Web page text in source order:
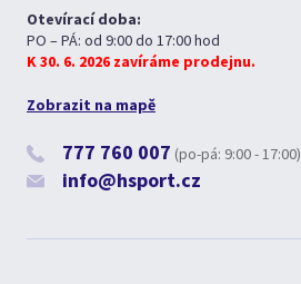
Otevírací doba:
PO – PÁ: od 9:00 do 17:00 hod
K 30. 6. 2026 zavíráme prodejnu.
Zobrazit na mapě
777 760 007 (po-pá: 9:00 - 17:00)
info@hsport.cz